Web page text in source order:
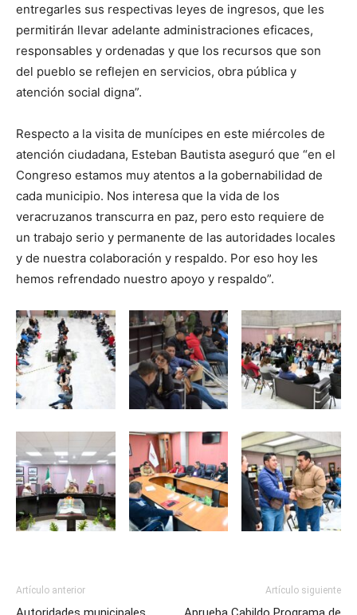
entregarles sus respectivas leyes de ingresos, que les
permitirán llevar adelante administraciones eficaces,
responsables y ordenadas y que los recursos que son
del pueblo se reflejen en servicios, obra pública y
atención social digna”.
Respecto a la visita de munícipes en este miércoles de
atención ciudadana, Esteban Bautista aseguró que “en el
Congreso estamos muy atentos a la gobernabilidad de
cada municipio. Nos interesa que la vida de los
veracruzanos transcurra en paz, pero esto requiere de
un trabajo serio y permanente de las autoridades locales
y de nuestra colaboración y respaldo. Por eso hoy les
hemos refrendado nuestro apoyo y respaldo”.
Artículo anterior Artículo siguiente